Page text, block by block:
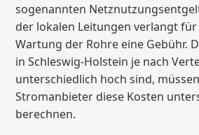
sogenannten
der lokalen Leitungen verlangt
Wartung der Rohre eine Gebühr.
in Schleswig-Holstein je nach
unterschiedlich hoch sind,
Stromanbieter diese Kosten
berechnen.